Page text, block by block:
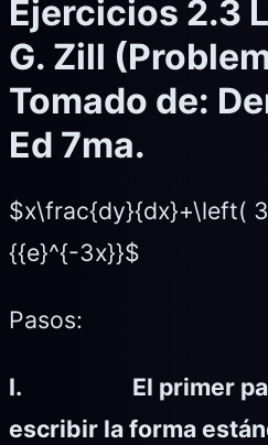
Ejercicios 2.3
G. Zill
Tomado de:
Ed 7ma.
$x\frac{dy}{dx}+\left(
{{e}^{-3x}}$
Pasos:
I. El primer
escribir la forma